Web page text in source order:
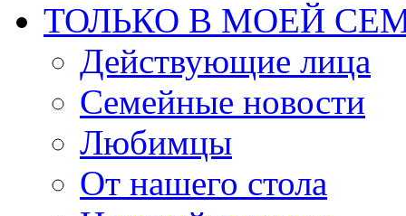
ТОЛЬКО В МОЕЙ
Действующие лица
Семейные новости
Любимцы
От нашего стола